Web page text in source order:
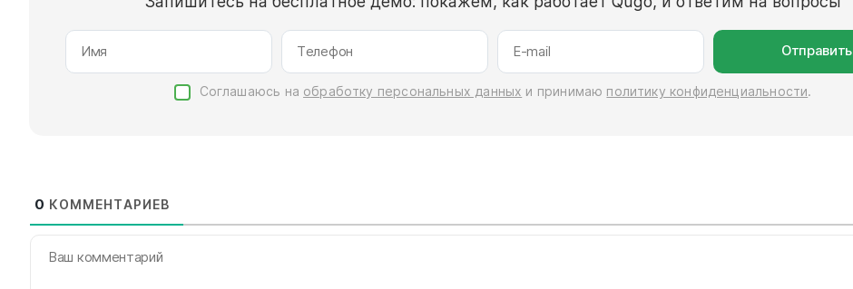
Отправить
Соглашаюсь на обработку персональных данных и принимаю политику конфиденциальности.
0 КОММЕНТАРИЕВ